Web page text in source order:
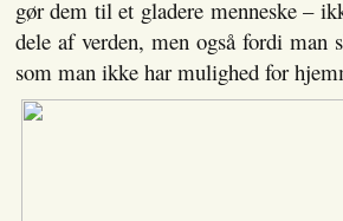
gør dem til et gladere menneske –
dele af verden, men også fordi man
som man ikke har mulighed for